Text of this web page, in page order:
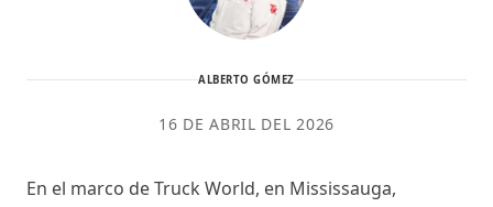
ALBERTO GÓMEZ
16 DE ABRIL DEL 2026
En el marco de Truck World, en Mississauga,